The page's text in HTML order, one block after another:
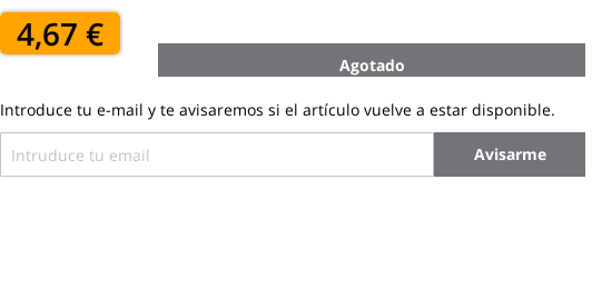
4,67 €
Agotado
Introduce tu e-mail y te avisaremos si el artículo vuelve a estar disponible.
Avisarme